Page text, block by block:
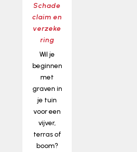
Schade
claim en
verzeke
ring
Wil je
beginnen
met
graven in
je tuin
voor een
vijver,
terras of
boom?